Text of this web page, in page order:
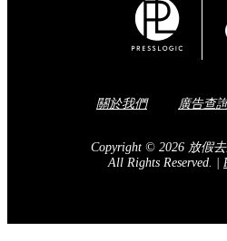
關於我們 廣告查
Copyright © 2026 放假去
All Rights Reserved. |